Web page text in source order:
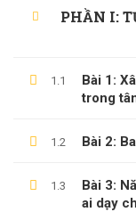
Quản Lý Tài Chính Thông
PHẦN I:
1.1
Bài 1:
trong
1.2 Bài 2:
1.3
Bài 3:
ai dạy
ALL